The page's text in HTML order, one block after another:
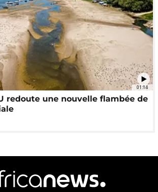
01:14
redoute une nouvelle flambée de